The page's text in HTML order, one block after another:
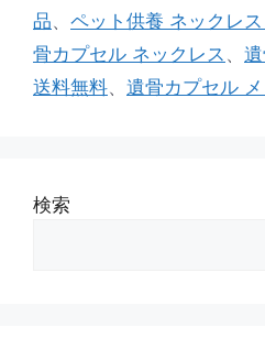
リ
ー
品、 ペット供養 ネックレ
骨カプセル ネックレス 、
送料無料、 遺骨カプセル
検索